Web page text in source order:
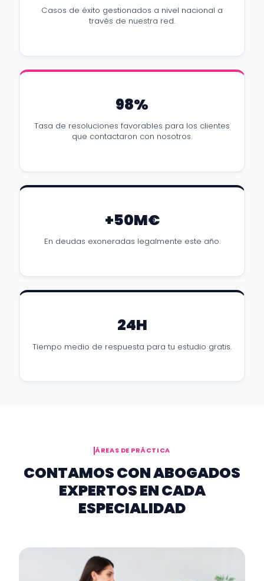
Casos de éxito gestionados a nivel nacional a
través de nuestra red.
98%
Tasa de resoluciones favorables para los clientes
que contactaron con nosotros.
+50M€
En deudas exoneradas legalmente este año.
24H
Tiempo medio de respuesta para tu estudio gratis.
ÁREAS DE PRÁCTICA
CONTAMOS CON ABOGADOS
EXPERTOS EN CADA
ESPECIALIDAD